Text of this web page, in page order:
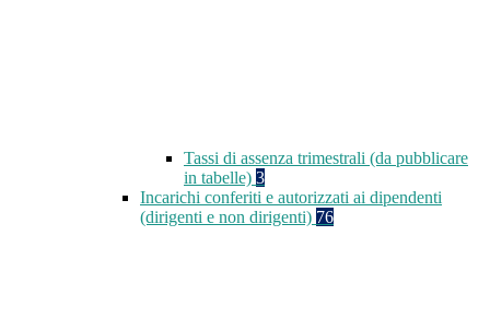
Tassi di assenza trimestrali (da pubblicare
in tabelle) 3
Incarichi conferiti e autorizzati ai dipendenti
(dirigenti e non dirigenti) 76